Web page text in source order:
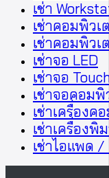
เช่า
เช่าคอมพิวเ
เช่าคอมพิวเ
เช่าจอ LED
เช่าจอ
เช่าจอคอมพิ
เช่าเครื่องค
เช่าเครื่องพิ
เช่าไอแพด /